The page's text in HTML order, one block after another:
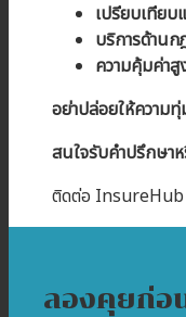
เปรียบเทีย
บริการด้านก
ความคุ้มค่าสู
อย่าปล่อยให้ความ
สนใจรับคำปรึกษา
ติดต่อ InsureHub
ลองคุยก่อ